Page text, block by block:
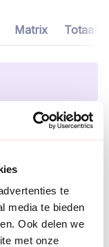
te
media te bieden
Ook delen we
met onze
Matrix